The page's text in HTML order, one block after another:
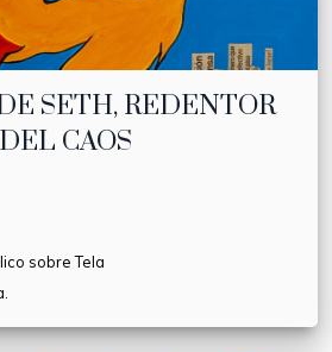
SETH, REDENTOR
DEL CAOS
sobre Tela